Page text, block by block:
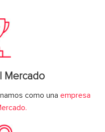
Mercado
como una empresa